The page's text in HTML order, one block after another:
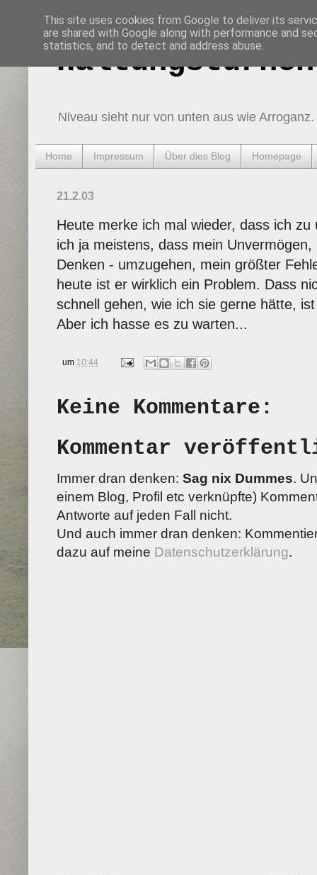
Haltungsturnen
Niveau sieht nur von unten aus wie Arroganz.
Home Impressum Über dies Blog Homepage
21.2.03
Heute merke ich mal wieder, dass ich
ich ja meistens, dass mein
Denken - umzugehen, mein größter
heute ist er wirklich ein Problem. Dass
schnell gehen, wie ich sie gerne hätte,
Aber ich hasse es zu warten...
um 10:44
Keine Kommentare:
Kommentar
Immer dran denken: Sag nix Dummes.
einem Blog, Profil etc verknüpfte)
Antworte auf jeden Fall nicht.
Und auch immer dran denken:
dazu auf meine Datenschutzerklärung.
This site uses cookies from Google to deliver its
are shared with Google along with performance and
statistics, and to detect and address abuse.